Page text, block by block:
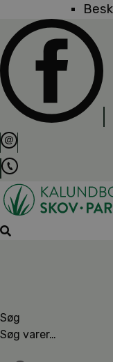
Søg
Søg varer…